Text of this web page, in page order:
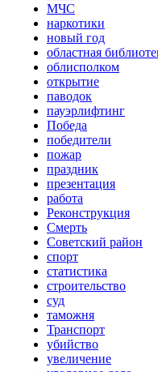
МЧС
наркотики
новый год
областная
облисполком
открытие
паводок
пауэрлифтинг
Победа
победители
пожар
праздник
презентация
работа
Реконструкция
Смерть
Советский район
спорт
статистика
строительство
суд
таможня
Транспорт
убийство
увеличение